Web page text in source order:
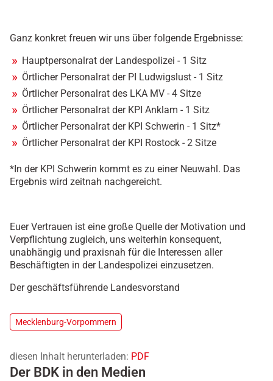
Ganz konkret freuen wir uns über folgende Ergebnisse:
Hauptpersonalrat der Landespolizei - 1 Sitz
Örtlicher Personalrat der PI Ludwigslust - 1 Sitz
Örtlicher Personalrat des LKA MV - 4 Sitze
Örtlicher Personalrat der KPI Anklam - 1 Sitz
Örtlicher Personalrat der KPI Schwerin - 1 Sitz*
Örtlicher Personalrat der KPI Rostock - 2 Sitze
*In der KPI Schwerin kommt es zu einer Neuwahl. Das
Ergebnis wird zeitnah nachgereicht.
Euer Vertrauen ist eine große Quelle der Motivation und
Verpflichtung zugleich, uns weiterhin konsequent,
unabhängig und praxisnah für die Interessen aller
Beschäftigten in der Landespolizei einzusetzen.
Der geschäftsführende Landesvorstand
Mecklenburg-Vorpommern
diesen Inhalt herunterladen: PDF
Der BDK in den Medien